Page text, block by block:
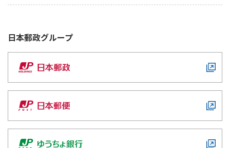
日本郵政グループ